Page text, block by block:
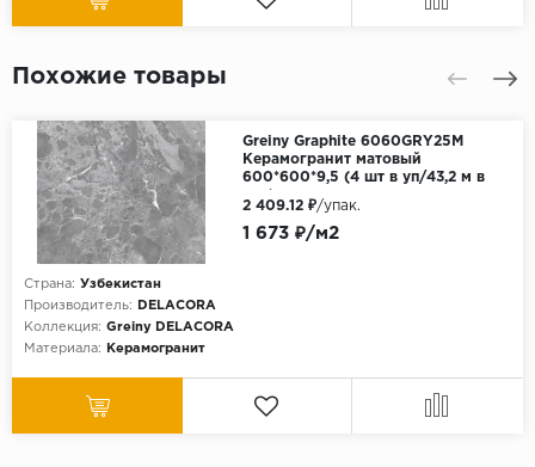
Похожие товары
Greiny Graphite 6060GRY25M
Керамогранит матовый
600*600*9,5 (4 шт в уп/43,2 м в
Страна: Узбекистан
Производитель:
DELACORA
Коллекция: Greiny DELACORA
Материала:
Керамогранит
1 673 ₽/м2
2 409.12 ₽/упак.